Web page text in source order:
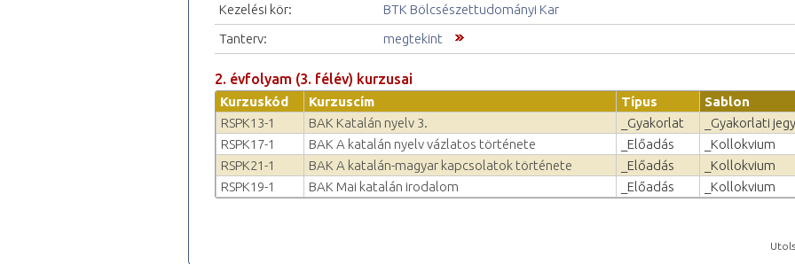
Kezelési kör:
BTK Bölcsészettudományi Kar
Tanterv:
megtekint
2. évfolyam (3. félév) kurzusai
Kurzuskód Kurzuscím Típus Sablon
RSPK13-1
BAK Katalán nyelv 3. _Gyakorlat
_Gyakorlati jegy
RSPK17-1
BAK A katalán nyelv vázlatos története _Előadás
_Kollokvium
RSPK21-1
BAK A katalán-magyar kapcsolatok története _Előadás
_Kollokvium
RSPK19-1
BAK Mai katalán irodalom _Előadás _Kollokvium